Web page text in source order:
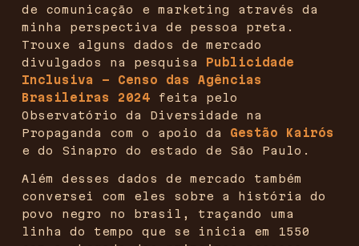
de comunicação e marketing através da
minha perspectiva de pessoa preta.
Trouxe alguns dados de mercado
divulgados na pesquisa Publicidade
Inclusiva – Censo das Agências
Brasileiras 2024 feita pelo
Observatório da Diversidade na
Propaganda com o apoio da Gestão Kairós
e do Sinapro do estado de São Paulo.
Além desses dados de mercado também
conversei com eles sobre a história do
povo negro no brasil, traçando uma
linha do tempo que se inicia em 1550